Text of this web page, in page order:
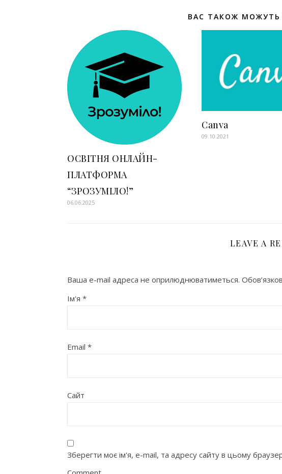
ВАС ТАКОЖ МОЖУТЬ
ОСВІТНЯ ОНЛАЙН-
ПЛАТФОРМА
“ЗРОЗУМІЛО!”
06.06.2025
Canva
09.10.2021
LEAVE A
Ваша e-mail адреса не оприлюднюватиметься.
Ім'я *
Email *
Сайт
Зберегти моє ім'я, e-mail, та адресу сайту в цьому